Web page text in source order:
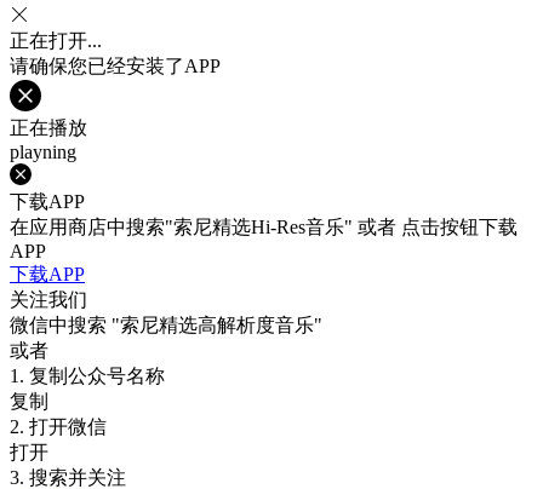
正在打开...
请确保您已经安装了APP
正在播放
playning
下载APP
在应用商店中搜索"索尼精选Hi-Res音乐" 或者 点击按钮下载
APP
下载APP
关注我们
微信中搜索 "索尼精选高解析度音乐"
或者
1. 复制公众号名称
复制
2. 打开微信
打开
3. 搜索并关注